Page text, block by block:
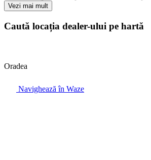
Vezi mai mult
Caută locația dealer-ului pe hartă
Oradea
Navighează în Waze